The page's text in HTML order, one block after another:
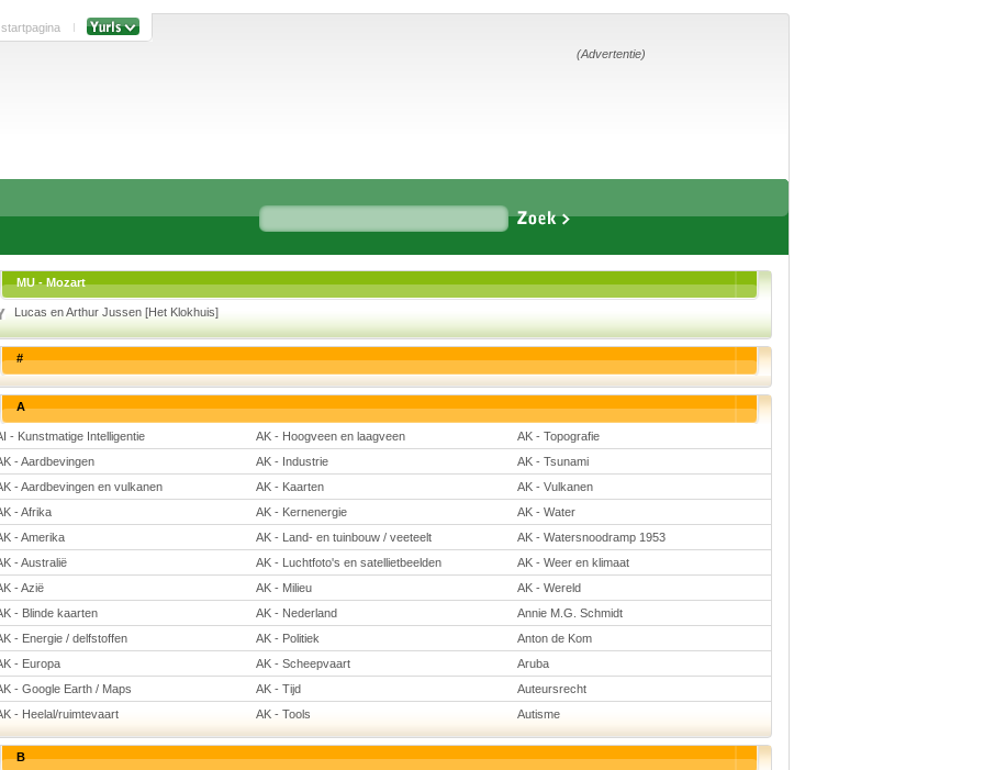
(Advertentie)
MU - Mozart
Lucas en Arthur Jussen [Het Klokhuis]
#
A
- Kunstmatige Intelligentie AK - Hoogveen en laagveen
AK - Topografie
- Aardbevingen
AK - Industrie
AK - Tsunami
- Aardbevingen en vulkanen
AK - Kaarten
AK - Vulkanen
- Afrika
AK - Kernenergie
AK - Water
- Amerika
AK - Land- en tuinbouw / veeteelt
AK - Watersnoodramp 1953
- Australië
AK - Luchtfoto's en satellietbeelden
AK - Weer en klimaat
- Azië
AK - Milieu
AK - Wereld
- Blinde kaarten
AK - Nederland
Annie M.G. Schmidt
- Energie / delfstoffen
AK - Politiek
Anton de Kom
- Europa
AK - Scheepvaart
Aruba
- Google Earth / Maps
AK - Tijd
Auteursrecht
- Heelal/ruimtevaart
AK - Tools Autisme
B